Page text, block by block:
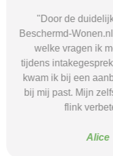
"Door de
Beschermd-
welke vragen ik
tijdens
kwam ik bij een
bij mij past. Mijn
flink
Alice